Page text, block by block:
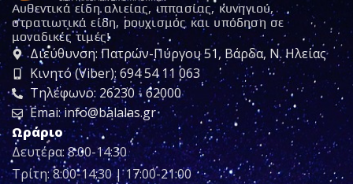
Αυθεντικά είδη αλιείας, ιππασίας, κυνηγιού,
στρατιωτικά είδη, ρουχισμός και υπόδηση σε
μοναδικές τιμές!
Διεύθυνση: Πατρών-Πύργου 51, Βάρδα, Ν. Ηλείας
Κινητό (Viber): 694 54 11 063
Τηλέφωνο: 26230 - 62000
Emai: info@balalas.gr
Ωράριο
Δευτέρα: 8:00-14:30
Τρίτη: 8:00-14:30 | 17:00-21:00